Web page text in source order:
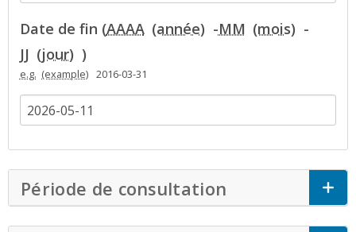
Date de fin (AAAA -MM
-
JJ
)
e.g. 2016-03-31
Période de consultation Click to